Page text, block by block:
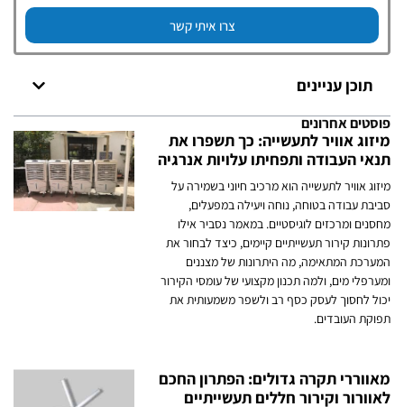
צרו איתי קשר
תוכן עניינים
פוסטים אחרונים
מיזוג אוויר לתעשייה: כך תשפרו את
תנאי העבודה ותפחיתו עלויות אנרגיה
מיזוג אוויר לתעשייה הוא מרכיב חיוני בשמירה על
סביבת עבודה בטוחה, נוחה ויעילה במפעלים,
מחסנים ומרכזים לוגיסטיים. במאמר נסביר אילו
פתרונות קירור תעשייתיים קיימים, כיצד לבחור את
המערכת המתאימה, מה היתרונות של מצננים
ומערפלי מים, ולמה תכנון מקצועי של עומסי הקירור
יכול לחסוך לעסק כסף רב ולשפר משמעותית את
תפוקת העובדים.
מאווררי תקרה גדולים: הפתרון החכם
לאוורור וקירור חללים תעשייתיים